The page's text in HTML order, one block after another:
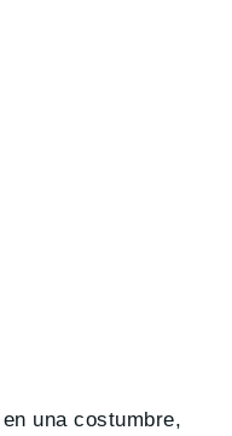
una costumbre,